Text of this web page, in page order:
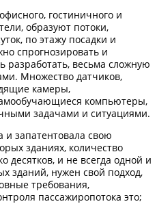
гостиничного и
образуют потоки,
по этажу посадки и
спрогнозировать и
разработать, весьма сложную
Множество датчиков,
камеры,
компьютеры,
задачами и ситуациями.
и запатентовала свою
зданиях, количество
десятков, и не всегда одной и
зданий, нужен свой подход,
требования,
пассажиропотока это;